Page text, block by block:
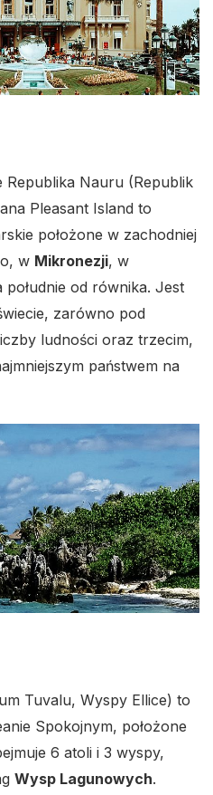
Nauru (Republik
Pleasant Island to
położone w zachodniej
w Mikronezji, w
południe od równika. Jest
zarówno pod
ludności oraz trzecim,
państwem na
Tuvalu, Wyspy Ellice) to
Spokojnym, położone
6 atoli i 3 wyspy,
Wysp Lagunowych.